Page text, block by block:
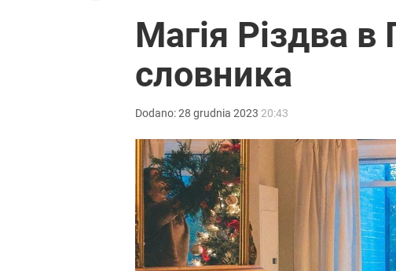
Магія Різдва в
словника
Dodano:28 grudnia 2023 20:43